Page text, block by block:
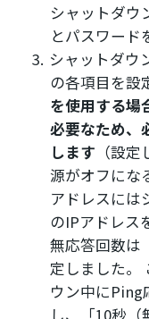
シャットダウ
とパスワード
シャットダウ
の各項目を設
を使用する場
必要なため、
します （設
源がオフにな
アドレスには
のIPアドレス
無応答回数は
定しました。
ウン中にPing